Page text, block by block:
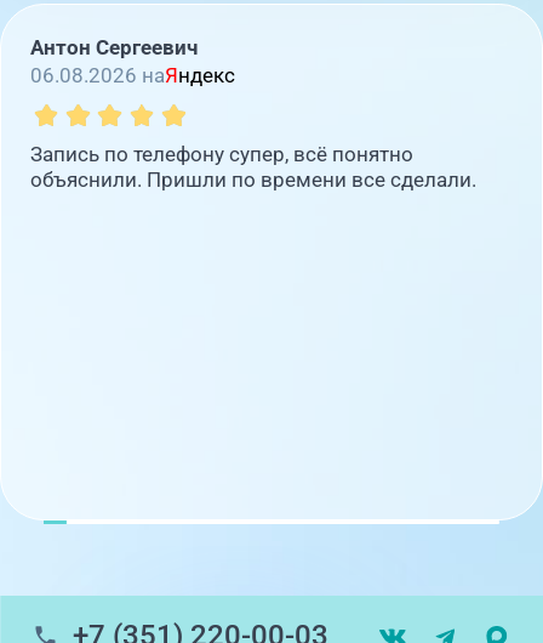
Антон Сергеевич
06.08.2026 наЯндекс
Запись по телефону супер, всё понятно
объяснили. Пришли по времени все сделали.
+7 (351) 220-00-03